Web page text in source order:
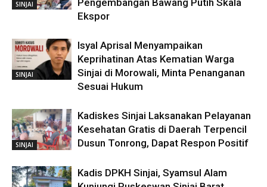
SINJAI
Pengembangan Bawang Putih Skala
Ekspor
SINJAI
Isyal Aprisal Menyampaikan
Keprihatinan Atas Kematian Warga
Sinjai di Morowali, Minta Penanganan
Sesuai Hukum
SINJAI
Kadiskes Sinjai Laksanakan Pelayanan
Kesehatan Gratis di Daerah Terpencil
Dusun Tonrong, Dapat Respon Positif
Kadis DPKH Sinjai, Syamsul Alam